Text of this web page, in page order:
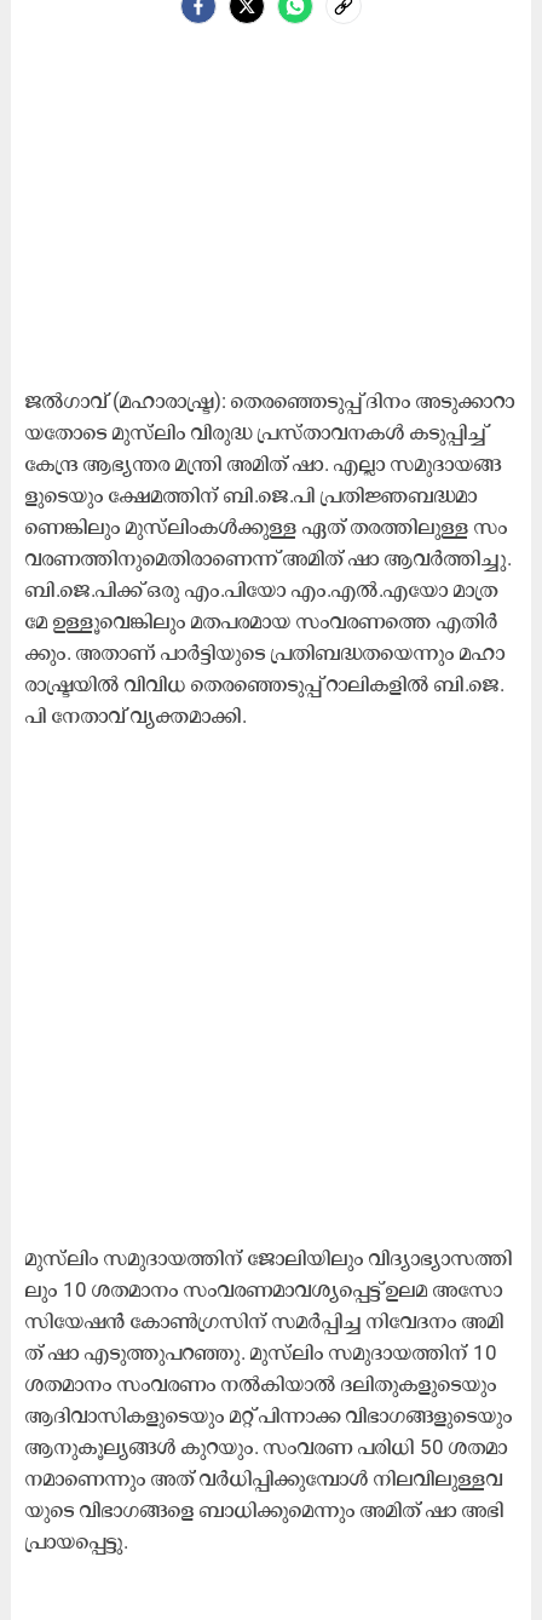
ജ​ൽ​ഗാ​വ് (മ​ഹാ​രാ​ഷ്ട്ര): തെ​ര​ഞ്ഞെ​ടു​പ്പ് ദി​നം അ​ടു​ക്കാ​റാ​
യ​തോ​ടെ മു​സ്‍ലിം വി​രു​ദ്ധ പ്ര​സ്താ​വ​ന​ക​ൾ ക​ടു​പ്പി​ച്ച്
കേ​ന്ദ്ര ആ​ഭ്യ​ന്ത​ര മ​ന്ത്രി അ​മി​ത് ഷാ. ​എ​ല്ലാ സ​മു​ദാ​യ​ങ്ങ​
ളു​ടെ​യും ക്ഷേ​മ​ത്തി​ന് ബി.​ജെ.​പി പ്ര​തി​ജ്ഞ​ബ​ദ്ധ​മാ​
ണെ​ങ്കി​ലും മു​സ്‍ലിം​ക​ൾ​ക്കു​ള്ള ഏ​ത് ത​ര​ത്തി​ലു​ള്ള സം​
വ​ര​ണ​ത്തി​നു​മെ​തി​രാ​ണെ​ന്ന് അ​മി​ത് ഷാ ​ആ​വ​ർ​ത്തി​ച്ചു.
ബി.​ജെ.​പി​ക്ക് ഒ​രു എം.​പി​യോ എം.​എ​ൽ.​എ​യോ മാ​ത്ര​
മേ ഉ​ള്ളൂ​വെ​ങ്കി​ലും മ​ത​പ​ര​മാ​യ സം​വ​ര​ണ​ത്തെ എ​തി​ർ​
ക്കും. അ​താ​ണ് പാ​ർ​ട്ടി​യു​ടെ പ്ര​തി​ബ​ദ്ധ​ത​യെ​ന്നും മ​ഹാ​
രാ​ഷ്ട്ര​യി​ൽ വി​വി​ധ തെ​ര​ഞ്ഞെ​ടു​പ്പ് റാ​ലി​ക​ളി​ൽ ബി.​ജെ.​
പി നേ​താ​വ് വ്യ​ക്ത​മാ​ക്കി.
മു​സ്‍ലിം സ​മു​ദാ​യ​ത്തി​ന് ജോ​ലി​യി​ലും വി​ദ്യാ​ഭ്യാ​സ​ത്തി​
ലും 10 ശ​ത​മാ​നം സം​വ​ര​ണ​മാ​വ​ശ്യ​പ്പെ​ട്ട് ഉ​ല​മ അ​സോ​
സി​യേ​ഷ​ൻ കോ​ൺ​ഗ്ര​സി​ന് സ​മ​ർ​പ്പി​ച്ച നി​വേ​ദ​നം അ​മി​
ത് ഷാ ​എ​ടു​ത്തു​പ​റ​ഞ്ഞു. മു​സ്‍ലിം സ​മു​ദാ​യ​ത്തി​ന് 10
ശ​ത​മാ​നം സം​വ​ര​ണം ന​ൽ​കി​യാ​ൽ ദ​ലി​തു​ക​ളു​ടെ​യും
ആ​ദി​വാ​സി​ക​ളു​ടെ​യും മ​റ്റ് പി​ന്നാ​ക്ക വി​ഭാ​ഗ​ങ്ങ​ളു​ടെ​യും
ആ​നു​കൂ​ല്യ​ങ്ങ​ൾ കു​റ​യും. സം​വ​ര​ണ പ​രി​ധി 50 ശ​ത​മാ​
ന​മാ​ണെ​ന്നും അ​ത് വ​ർ​ധി​പ്പി​ക്കു​മ്പോ​ൾ നി​ല​വി​ലു​ള്ള​വ​
യു​ടെ വി​ഭാ​ഗ​ങ്ങ​ളെ ബാ​ധി​ക്കു​മെ​ന്നും അ​മി​ത് ഷാ ​അ​ഭി​
പ്രാ​യ​പ്പെ​ട്ടു.